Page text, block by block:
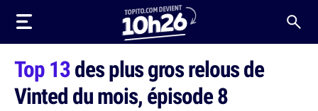
Top 13des plus gros relous de
Vinted du mois, épisode 8